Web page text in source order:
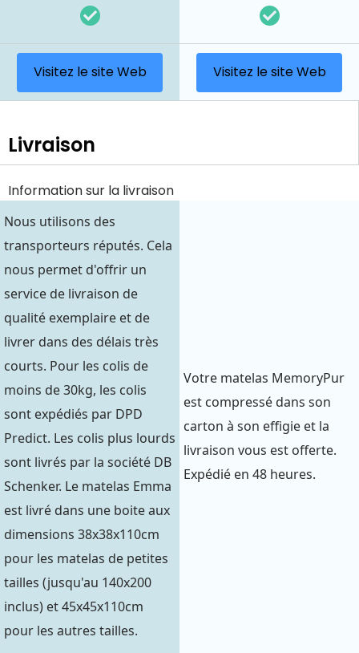
Visitez le site Web Visitez le site Web
Livraison
Information sur la livraison
Nous utilisons des
transporteurs réputés. Cela
nous permet d'offrir un
service de livraison de
qualité exemplaire et de
livrer dans des délais très
courts. Pour les colis de
moins de 30kg, les colis
sont expédiés par DPD
Predict. Les colis plus lourds
sont livrés par la société DB
Schenker. Le matelas Emma
est livré dans une boite aux
dimensions 38x38x110cm
pour les matelas de petites
tailles (jusqu'au 140x200
inclus) et 45x45x110cm
pour les autres tailles.
Votre matelas MemoryPur
est compressé dans son
carton à son effigie et la
livraison vous est offerte.
Expédié en 48 heures.